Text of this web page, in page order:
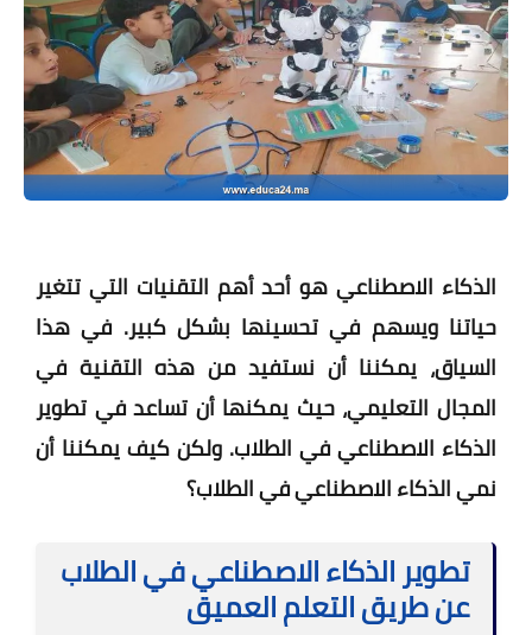
الذكاء الاصطناعي هو أحد أهم التقنيات التي تتغير
حياتنا ويسهم في تحسينها بشكل كبير. في هذا
السياق، يمكننا أن نستفيد من هذه التقنية في
المجال التعليمي، حيث يمكنها أن تساعد في تطوير
الذكاء الاصطناعي في الطلاب. ولكن كيف يمكننا أن
نمي الذكاء الاصطناعي في الطلاب؟
تطوير الذكاء الاصطناعي في الطلاب
عن طريق التعلم العميق